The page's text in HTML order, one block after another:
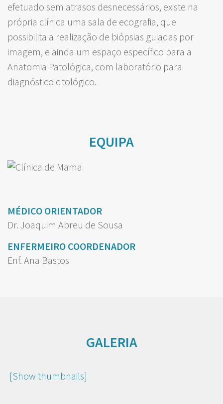
efetuado sem atrasos desnecessários, existe na
própria clínica uma sala de ecografia, que
possibilita a realização de biópsias guiadas por
imagem, e ainda um espaço específico para a
Anatomia Patológica, com laboratório para
diagnóstico citológico.
EQUIPA
MÉDICO ORIENTADOR
Dr. Joaquim Abreu de Sousa
ENFERMEIRO COORDENADOR
Enf. Ana Bastos
GALERIA
[Show thumbnails]